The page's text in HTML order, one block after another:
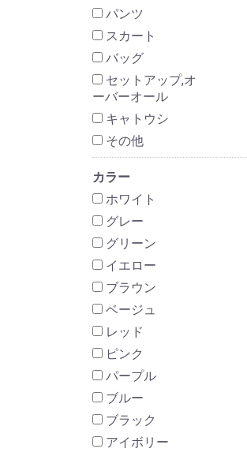
パンツ
スカート
バッグ
セットアップ,オ
ーバーオール
キャトウシ
その他
カラー
ホワイト
グレー
グリーン
イエロー
ブラウン
ベージュ
レッド
ピンク
パープル
ブルー
ブラック
アイボリー